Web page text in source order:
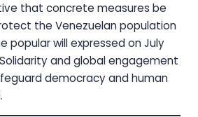
that concrete measures be
the Venezuelan population
popular will expressed on July
and global engagement
democracy and human